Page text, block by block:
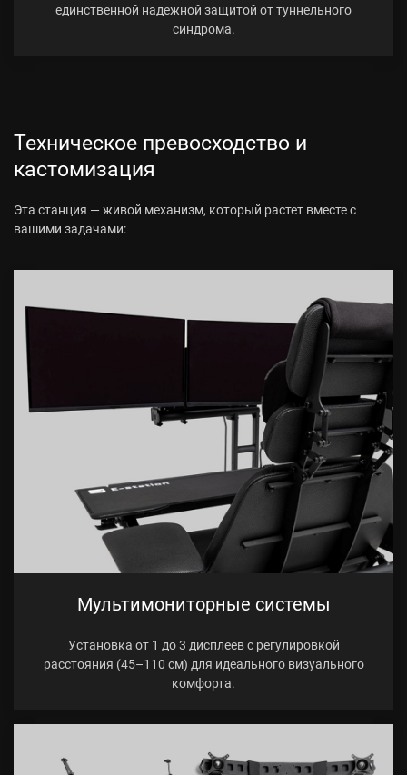
единственной надежной защитой от туннельного
синдрома.
Техническое превосходство и
кастомизация
Эта станция — живой механизм, который растет вместе с
вашими задачами:
Мультимониторные системы
Установка от 1 до 3 дисплеев с регулировкой
расстояния (45–110 см) для идеального визуального
комфорта.